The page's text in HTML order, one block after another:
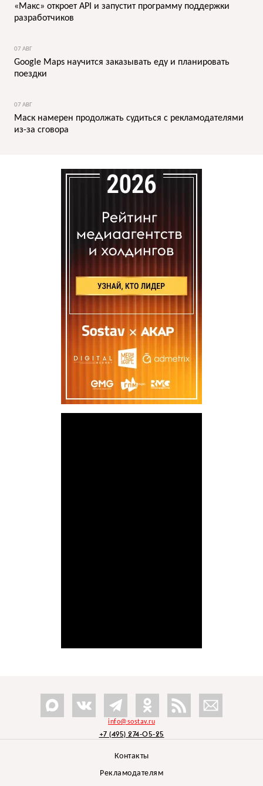
«Макс» откроет API и запустит программу поддержки
разработчиков
07 АВГ
Google Maps научится заказывать еду и планировать
поездки
07 АВГ
Маск намерен продолжать судиться с рекламодателями
из-за сговора
info@sostav.ru
+7 (495) 274-05-25
Контакты
Рекламодателям